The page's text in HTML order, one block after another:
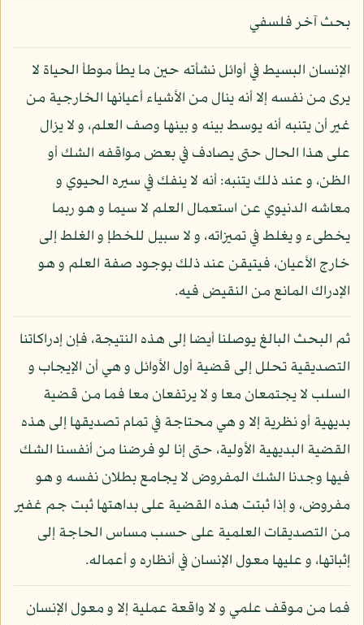
بحث آخر فلسفي
الإنسان البسيط في أوائل نشأته حين ما يطأ موطأ الحياة لا
يرى من نفسه إلا أنه ينال من الأشياء أعيانها الخارجية من
غير أن يتنبه أنه يوسط بينه و بينها وصف العلم، و لا يزال
على هذا الحال حتى يصادف في بعض مواقفه الشك أو
الظن، و عند ذلك يتنبه: أنه لا ينفك في سيره الحيوي و
معاشه الدنيوي عن استعمال العلم لا سيما و هو ربما
يخطىء و يغلط في تميزاته، و لا سبيل للخطإ و الغلط إلى
خارج الأعيان، فيتيقن عند ذلك بوجود صفة العلم و هو
الإدراك المانع من النقيض فيه.
ثم البحث البالغ يوصلنا أيضا إلى هذه النتيجة، فإن إدراكاتنا
التصديقية تحلل إلى قضية أول الأوائل و هي أن الإيجاب و
السلب لا يجتمعان معا و لا يرتفعان معا فما من قضية
بديهية أو نظرية إلا و هي محتاجة في تمام تصديقها إلى هذه
القضية البديهية الأولية، حتى إنا لو فرضنا من أنفسنا الشك
فيها وجدنا الشك المفروض لا يجامع بطلان نفسه و هو
مفروض، و إذا ثبتت هذه القضية على بداهتها ثبت جم غفير
من التصديقات العلمية على حسب مساس الحاجة إلى
إثباتها، و عليها معول الإنسان في أنظاره و أعماله.
فما من موقف علمي و لا واقعة عملية إلا و معول الإنسان